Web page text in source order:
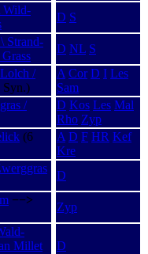
Wild-
D S
\ Strand-
D NL S
/
Syn.)
A Cor D I Les
Sam
/
D Kos Les Mal
Rho Zyp
(6
A D F HR Kef
Kre
D
−−>
Zyp
Millet
D